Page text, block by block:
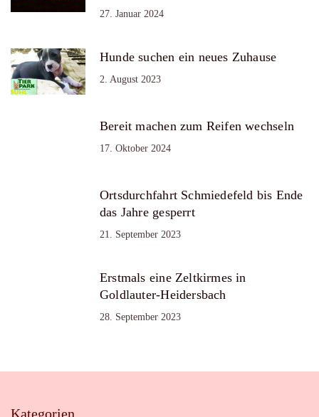
27. Januar 2024
Hunde suchen ein neues Zuhause
2. August 2023
Bereit machen zum Reifen wechseln
17. Oktober 2024
Ortsdurchfahrt Schmiedefeld bis Ende
das Jahre gesperrt
21. September 2023
Erstmals eine Zeltkirmes in
Goldlauter-Heidersbach
28. September 2023
Kategorien